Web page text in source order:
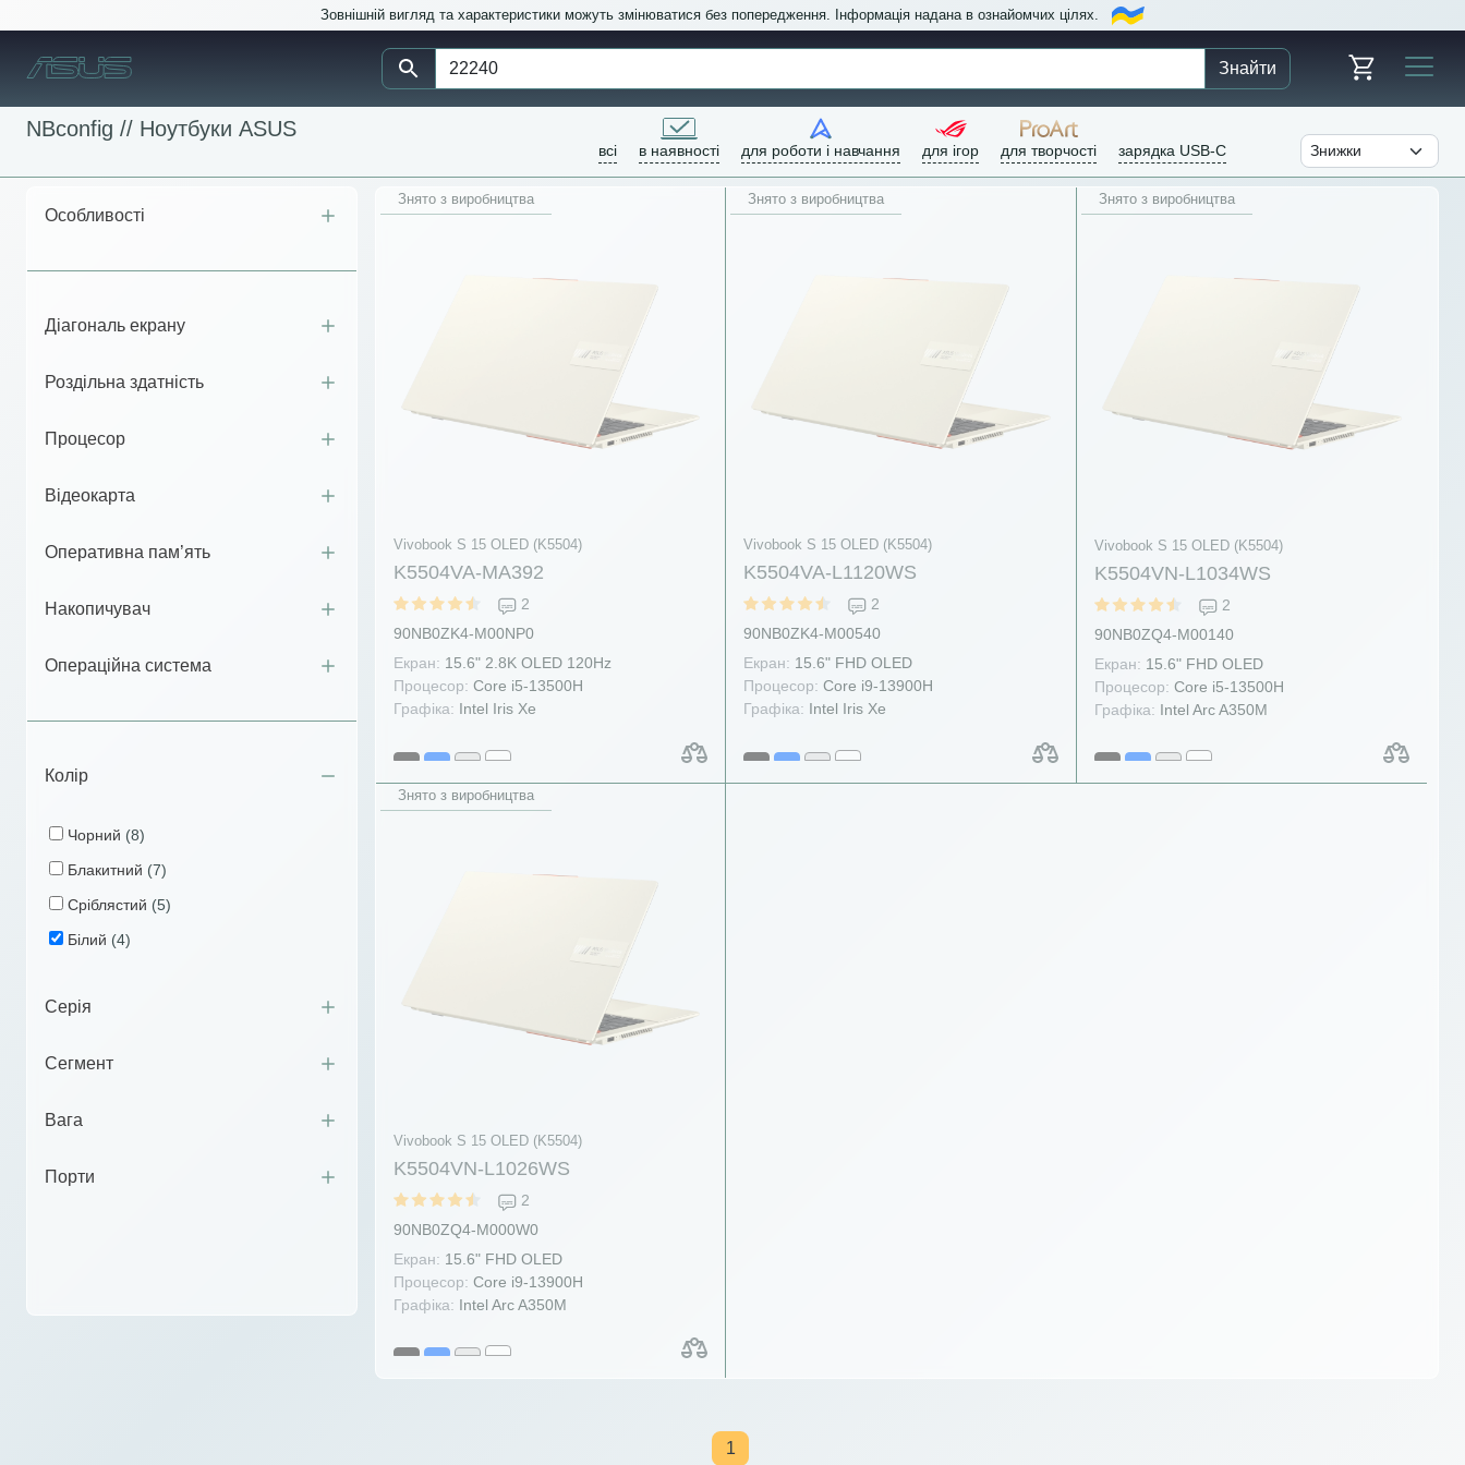
Зовнішній вигляд та характеристики можуть змінюватися без попередження. Інформація надана в ознайомчих цілях.
Знайти
NBconfig // Ноутбуки ASUS
всі в наявності для роботи і навчання для ігор для творчості зарядка USB-C
Особливості
Діагональ екрану
Роздільна здатність
Процесор
Відеокарта
Оперативна пам’ять
Накопичувач
Операційна система
Колір
Чорний (8)
Блакитний (7)
Сріблястий (5)
Білий (4)
Серія
Сегмент
Вага
Порти
Знято з виробництва
Vivobook S 15 OLED (K5504)
K5504VA-MA392
2
90NB0ZK4-M00NP0
Екран: 15.6" 2.8K OLED 120Hz
Процесор: Core i5-13500H
Графіка: Intel Iris Xe
Знято з виробництва
Vivobook S 15 OLED (K5504)
K5504VA-L1120WS
2
90NB0ZK4-M00540
Екран: 15.6" FHD OLED
Процесор: Core i9-13900H
Графіка: Intel Iris Xe
Знято з виробництва
Vivobook S 15 OLED (K5504)
K5504VN-L1034WS
2
90NB0ZQ4-M00140
Екран: 15.6" FHD OLED
Процесор: Core i5-13500H
Графіка: Intel Arc A350M
Знято з виробництва
Vivobook S 15 OLED (K5504)
K5504VN-L1026WS
2
90NB0ZQ4-M000W0
Екран: 15.6" FHD OLED
Процесор: Core i9-13900H
Графіка: Intel Arc A350M
1